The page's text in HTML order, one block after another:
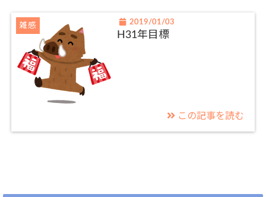
雑感 2019/01/03
H31年目標
この記事を読む